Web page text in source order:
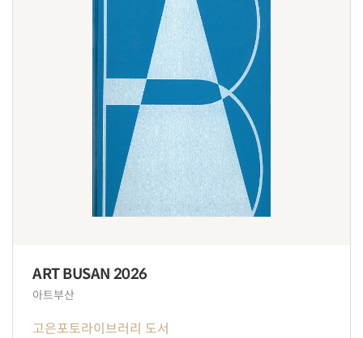
ART BUSAN 2026
아트부산
고은포토라이브러리 도서